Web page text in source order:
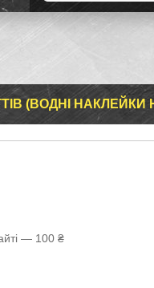
(ВОДНІ НАКЛЕЙКИ
— 100 ₴